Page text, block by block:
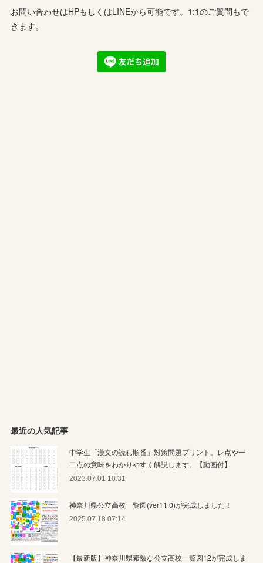
お問い合わせはHPもしくはLINEから可能です。1:1のご質問もで
きます。
最近の人気記事
中学生「漢文の読む順番」対策問題プリント。レ点や一
二点の意味をわかりやすく解説します。【動画付】
2023.07.01 10:31
神奈川県公立高校一覧図(ver11.0)が完成しました！
2025.07.18 07:14
【最新版】神奈川県素敵な公立高校一覧図12が完成しま